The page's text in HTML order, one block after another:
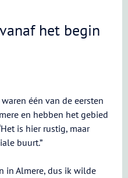
het begin
één van de eersten
en hebben het gebied
is hier rustig, maar
buurt.”
in Almere, dus ik wilde